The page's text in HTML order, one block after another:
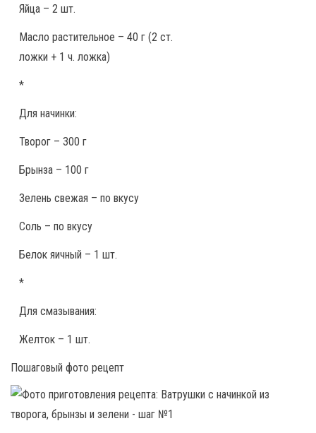
Яйца – 2 шт.
Масло растительное – 40 г (2 ст.
ложки + 1 ч. ложка)
*
Для начинки:
Творог – 300 г
Брынза – 100 г
Зелень свежая – по вкусу
Соль – по вкусу
Белок яичный – 1 шт.
*
Для смазывания:
Желток – 1 шт.
Пошаговый фото рецепт